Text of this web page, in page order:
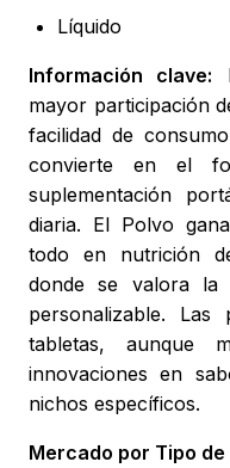
Líquido
Información clave:
mayor participación
facilidad de
convierte en el
suplementación
diaria. El Polvo
todo en nutrición
donde se valora la
personalizable. Las
tabletas, aunque
innovaciones en
nichos específicos.
Mercado por Tipo